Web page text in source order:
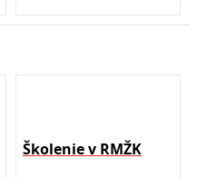
Školenie v RMŽK